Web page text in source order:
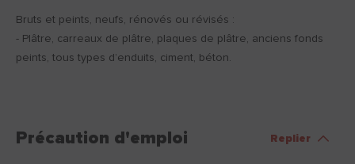
Bruts et peints, neufs, rénovés ou révisés :
- Plâtre, carreaux de plâtre, plaques de plâtre, anciens fonds
peints, tous types d’enduits, ciment, béton.
Précaution d'emploi Replier